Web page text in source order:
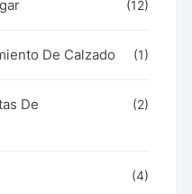
(12)
De Calzado (1)
De
(2)
(4)